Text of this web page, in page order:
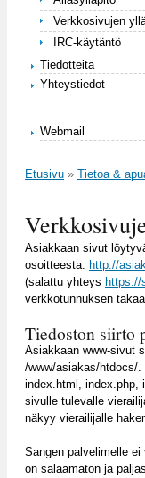
Verkkosivujen
IRC-käytäntö
Tiedotteita
Yhteystiedot
Webmail
Etusivu » Tietoa &
Asiakkaan sivut
osoitteesta: http://
(salattu yhteys https://
verkkotunnuksen
Tiedoston siirto
Asiakkaan www-sivut
/www/asiakas/htdocs/
index.html, index.php,
sivulle tulevalle
näkyy vierailijalle
Sangen palvelimelle
on salaamaton ja